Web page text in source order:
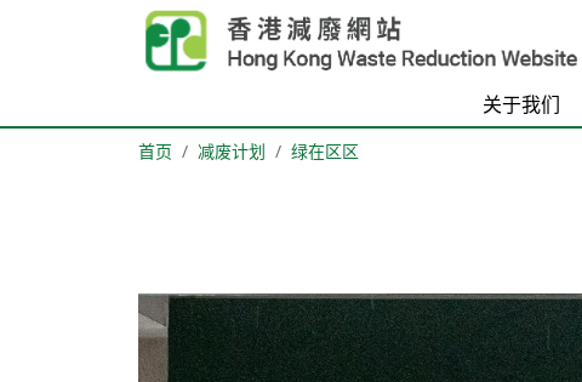
Skip to main content
关于我们
首页 减废计划 绿在区区
Body